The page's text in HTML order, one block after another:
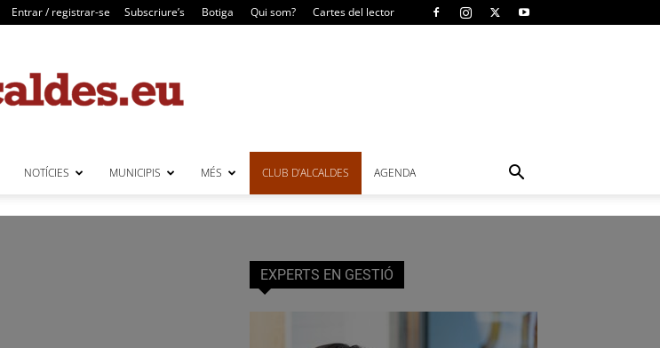
Entrar / registrar-se Subscriure’s Botiga Qui som? Cartes del lector
NOTÍCIES MUNICIPIS MÉS CLUB D’ALCALDES AGENDA
EXPERTS EN GESTIÓ